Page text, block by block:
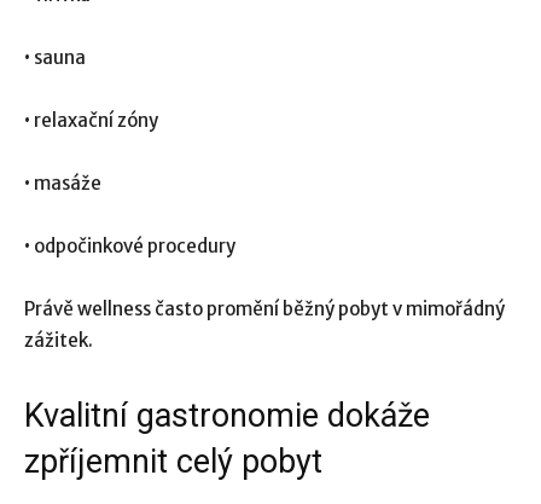
• sauna
• relaxační zóny
• masáže
• odpočinkové procedury
Právě wellness často promění běžný pobyt v mimořádný
zážitek.
Kvalitní gastronomie dokáže
zpříjemnit celý pobyt